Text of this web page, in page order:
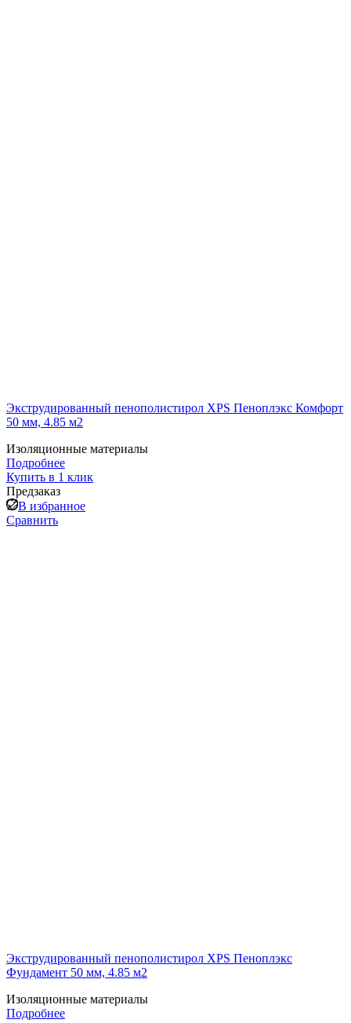
Экструдированный пенополистирол XPS Пеноплэкс Комфорт
50 мм, 4.85 м2
Изоляционные материалы
Подробнее
Купить в 1 клик
Предзаказ
В избранное
Сравнить
Экструдированный пенополистирол XPS Пеноплэкс
Фундамент 50 мм, 4.85 м2
Изоляционные материалы
Подробнее